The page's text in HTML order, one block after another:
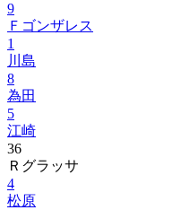
9
Ｆゴンザレス
1
川島
8
為田
5
江崎
36
Ｒグラッサ
4
松原